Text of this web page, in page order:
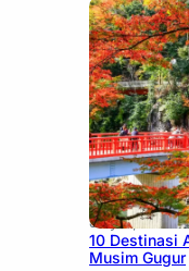
July 9, 2026
10 Destinasi
Musim Gugur